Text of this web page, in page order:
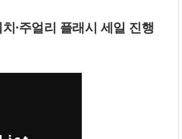
·주얼리 플래시 세일 진행